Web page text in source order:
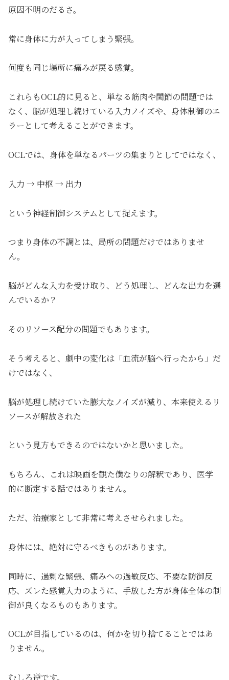
原因不明のだるさ。
常に身体に力が入ってしまう緊張。
何度も同じ場所に痛みが戻る感覚。
これらもOCL的に見ると、単なる筋肉や関節の問題では
なく、脳が処理し続けている入力ノイズや、身体制御のエ
ラーとして考えることができます。
OCLでは、身体を単なるパーツの集まりとしてではなく、
入力 → 中枢 → 出力
という神経制御システムとして捉えます。
つまり身体の不調とは、局所の問題だけではありませ
ん。
脳がどんな入力を受け取り、どう処理し、どんな出力を選
んでいるか？
そのリソース配分の問題でもあります。
そう考えると、劇中の変化は「血流が脳へ行ったから」だ
けではなく、
脳が処理し続けていた膨大なノイズが減り、本来使えるリ
ソースが解放された
という見方もできるのではないかと思いました。
もちろん、これは映画を観た僕なりの解釈であり、医学
的に断定する話ではありません。
ただ、治療家として非常に考えさせられました。
身体には、絶対に守るべきものがあります。
同時に、過剰な緊張、痛みへの過敏反応、不要な防御反
応、ズレた感覚入力のように、手放した方が身体全体の制
御が良くなるものもあります。
OCLが目指しているのは、何かを切り捨てることではあ
りません。
むしろ逆です。